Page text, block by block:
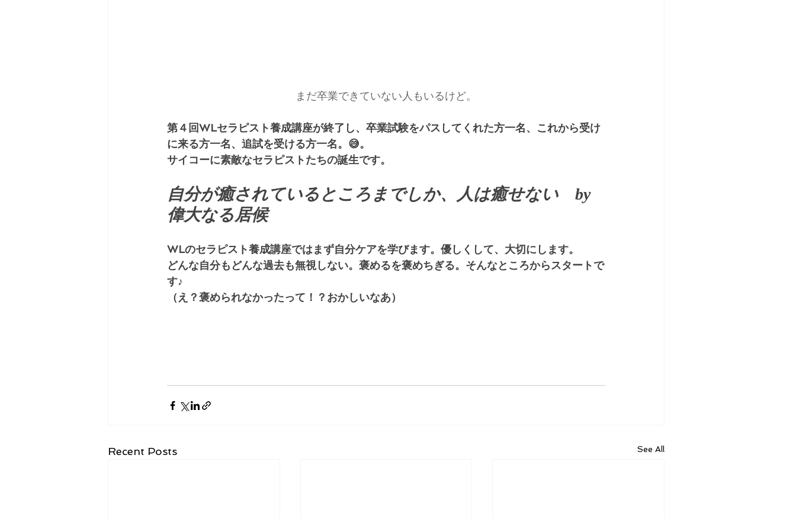
まだ卒業できていない人もいるけど。
第４回WLセラピスト養成講座が終了し、卒業試験をパスしてくれた方一名、これから受け
に来る方一名、追試を受ける方一名。😅。
サイコーに素敵なセラピストたちの誕生です。
自分が癒されているところまでしか、人は癒せない　by
偉大なる居候
WLのセラピスト養成講座ではまず自分ケアを学びます。優しくして、大切にします。
どんな自分もどんな過去も無視しない。褒めるを褒めちぎる。そんなところからスタートで
す♪
（え？褒められなかったって！？おかしいなあ）
Recent Posts See All